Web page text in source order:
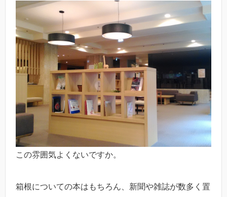
この雰囲気よくないですか。
箱根についての本はもちろん、新聞や雑誌が数多く置